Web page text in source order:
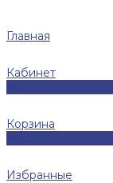
Главная
Кабинет
Корзина
Избранные